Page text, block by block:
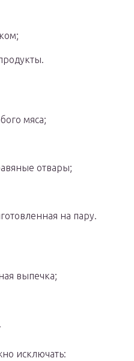
мяса;
отвары;
на пару.
выпечка;
исключать: